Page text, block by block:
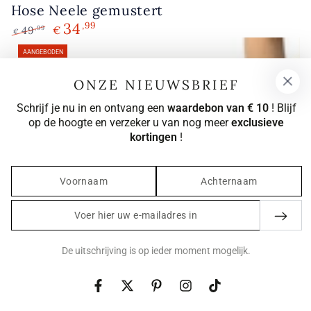
Hose Neele gemustert
Normale
prijs
€ 49,99
Verkoopprijs
€ 34 ,99
AANGEBODEN
ONZE NIEUWSBRIEF
Schrijf je nu in en ontvang een waardebon van € 10! Blijf
op de hoogte en verzeker u van nog meerexclusieve
kortingen !
hier
De uitschrijving is op ieder moment mogelijk.
FacebookTwitterPinterestInstagramTikTok